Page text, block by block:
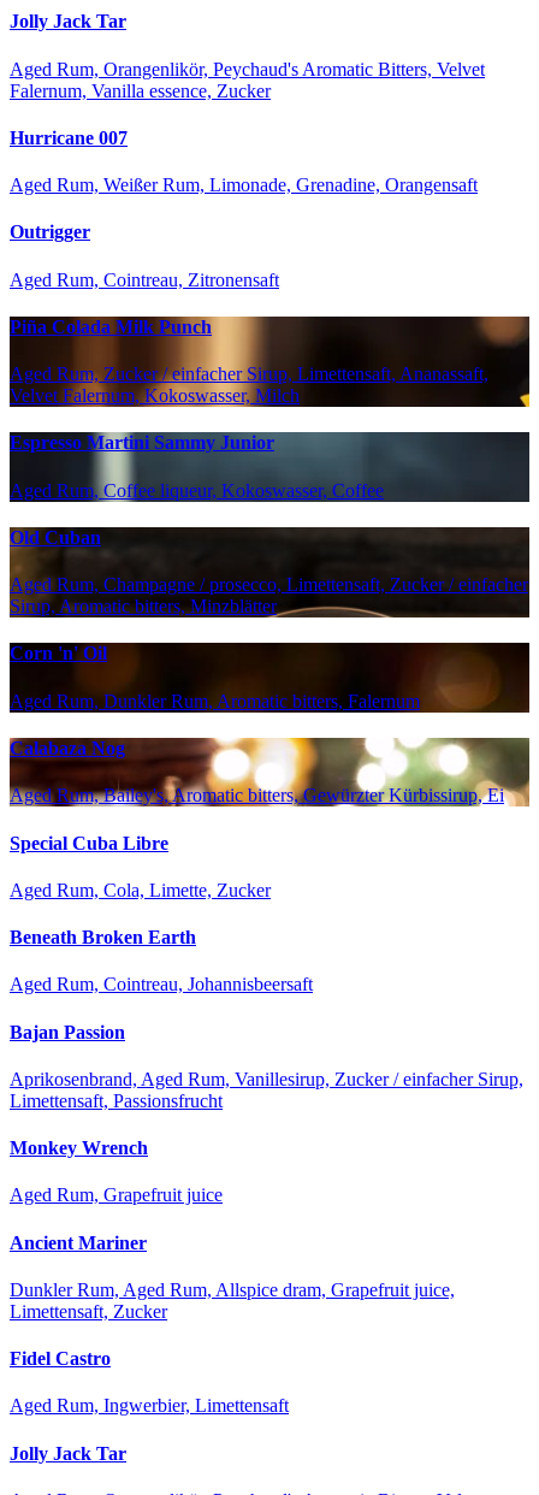
Jolly Jack Tar
Aged Rum, Orangenlikör, Peychaud's Aromatic Bitters, Velvet
Falernum, Vanilla essence, Zucker
Hurricane 007
Aged Rum, Weißer Rum, Limonade, Grenadine, Orangensaft
Outrigger
Aged Rum, Cointreau, Zitronensaft
Piña Colada Milk Punch
Aged Rum, Zucker / einfacher Sirup, Limettensaft, Ananassaft,
Velvet Falernum, Kokoswasser, Milch
Espresso Martini Sammy Junior
Aged Rum, Coffee liqueur, Kokoswasser, Coffee
Old Cuban
Aged Rum, Champagne / prosecco, Limettensaft, Zucker / einfacher
Sirup, Aromatic bitters, Minzblätter
Corn 'n' Oil
Aged Rum, Dunkler Rum, Aromatic bitters, Falernum
Calabaza Nog
Aged Rum, Bailey's, Aromatic bitters, Gewürzter Kürbissirup, Ei
Special Cuba Libre
Aged Rum, Cola, Limette, Zucker
Beneath Broken Earth
Aged Rum, Cointreau, Johannisbeersaft
Bajan Passion
Aprikosenbrand, Aged Rum, Vanillesirup, Zucker / einfacher Sirup,
Limettensaft, Passionsfrucht
Monkey Wrench
Aged Rum, Grapefruit juice
Ancient Mariner
Dunkler Rum, Aged Rum, Allspice dram, Grapefruit juice,
Limettensaft, Zucker
Fidel Castro
Aged Rum, Ingwerbier, Limettensaft
Jolly Jack Tar